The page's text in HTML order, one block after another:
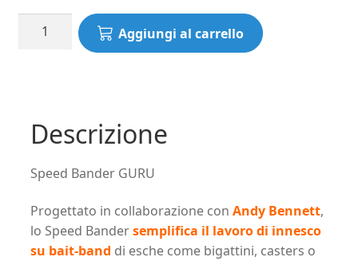
Speed
Aggiungi al carrello
Descrizione
Speed Bander GURU
Progettato in collaborazione con Andy Bennett,
lo Speed Bandersemplifica il lavoro di innesco
su bait-band di esche come bigattini, casters o